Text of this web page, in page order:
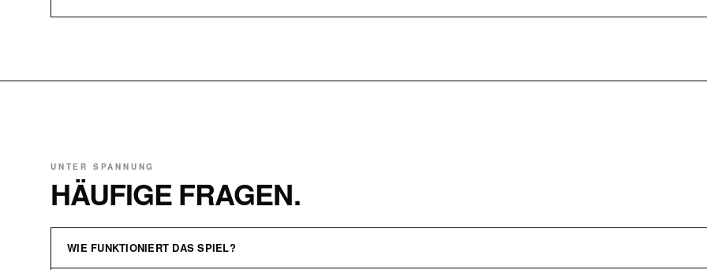
UNTER SPANNUNG
HÄUFIGE FRAGEN.
WIE FUNKTIONIERT DAS SPIEL?